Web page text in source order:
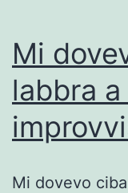
Mi
labbra
Mi dovevo